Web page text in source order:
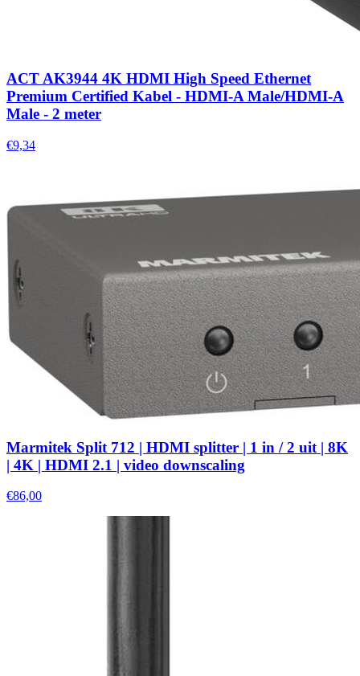
ACT AK3944 4K HDMI High Speed Ethernet
Premium Certified Kabel - HDMI-A Male/HDMI-A
Male - 2 meter
€9,34
Marmitek Split 712 | HDMI splitter | 1 in / 2 uit | 8K
| 4K | HDMI 2.1 | video downscaling
€86,00